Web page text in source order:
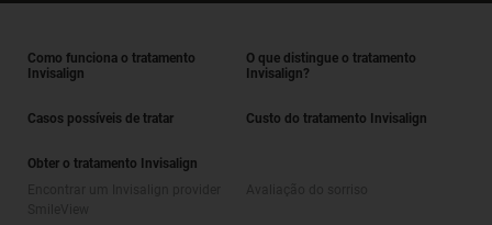
Como funciona o tratamento
Invisalign
O que distingue o tratamento
Invisalign?
Casos possíveis de tratar Custo do tratamento Invisalign
Obter o tratamento Invisalign